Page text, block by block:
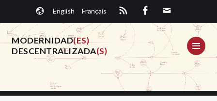
contenido.
English Français
MODERNIDAD(ES)
DESCENTRALIZADA(S)